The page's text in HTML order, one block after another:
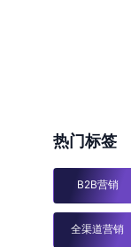
热门标签
B2B营销
全渠道营销